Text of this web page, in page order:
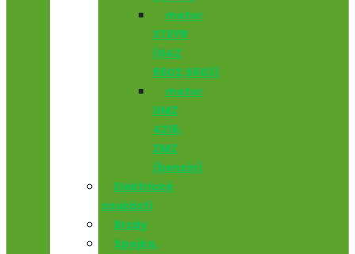
motor
STEYR
(GAZ
5602,5603)
motor
UMZ
4216,
ZMZ
(benzín)
Elektrické
součástí
Brzdy
Spojka,